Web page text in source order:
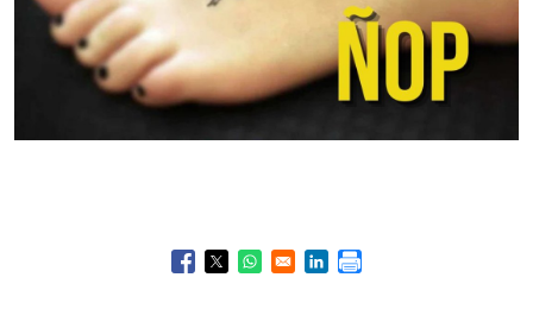
Opens in a new window
Opens in a new window
Opens in a new window
Opens in a new window